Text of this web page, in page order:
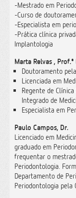
-Mestrado em
-Curso de
-Especialista em
-Prática clínica
Implantologia
Marta Relvas ,
Doutoramento
Licenciada em
Regente de
Integrado de
Especialista em
Paulo Campos, Dr.
Licenciado em
graduado em
frequentar o
Periodontologia.
Departamento de
Periodontologia pela